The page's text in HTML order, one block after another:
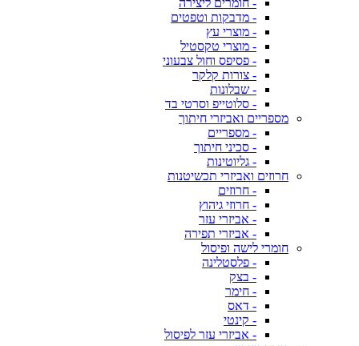
- חומרים ליצירה
- מדבקות וטפטים
- מוצרי עץ
- מוצרי טקסטיל
- פסיפס וחול צבעוני
- צורות קלקר
- שבלונות
- סלוטייפ וסרטי בד
מספריים ואביזרי חיתוך
- מספריים
- סכיני חיתוך
- גליוטינות
חרוזים ואביזרי תכשיטנות
- חרוזים
- חרוזי גיהוץ
- אביזרי עזר
- אביזרי תפירה
חומרי לישה ופיסול
- פלסטלינה
- בצק
- חימר
- דאס
- קינטי
- אביזרי עזר לפיסול